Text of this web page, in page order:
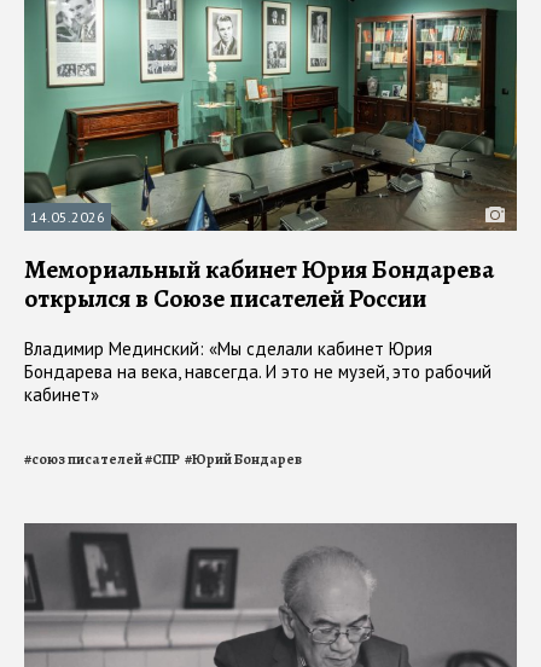
14.05.2026
Мемориальный кабинет Юрия Бондарева
открылся в Союзе писателей России
Владимир Мединский: «Мы сделали кабинет Юрия
Бондарева на века, навсегда. И это не музей, это рабочий
кабинет»
#союз писателей#СПР #Юрий Бондарев